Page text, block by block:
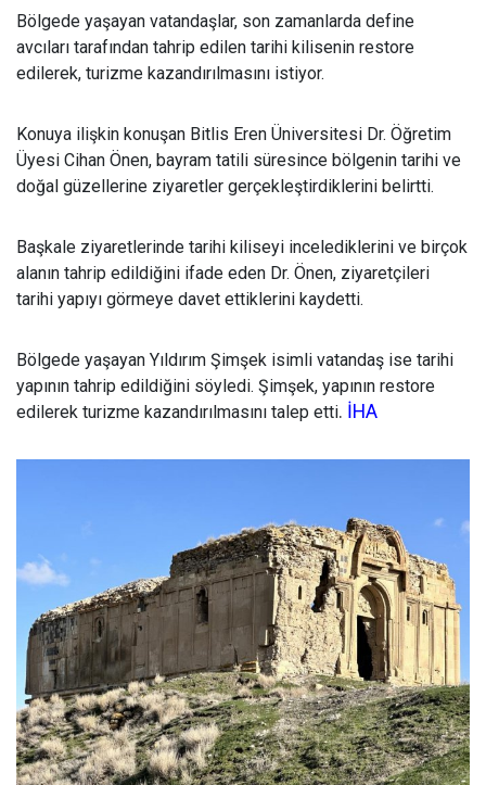
Bölgede yaşayan vatandaşlar, son zamanlarda define
avcıları tarafından tahrip edilen tarihi kilisenin restore
edilerek, turizme kazandırılmasını istiyor.
Konuya ilişkin konuşan Bitlis Eren Üniversitesi Dr. Öğretim
Üyesi Cihan Önen, bayram tatili süresince bölgenin tarihi ve
doğal güzellerine ziyaretler gerçekleştirdiklerini belirtti.
Başkale ziyaretlerinde tarihi kiliseyi incelediklerini ve birçok
alanın tahrip edildiğini ifade eden Dr. Önen, ziyaretçileri
tarihi yapıyı görmeye davet ettiklerini kaydetti.
Bölgede yaşayan Yıldırım Şimşek isimli vatandaş ise tarihi
yapının tahrip edildiğini söyledi. Şimşek, yapının restore
edilerek turizme kazandırılmasını talep etti. İHA